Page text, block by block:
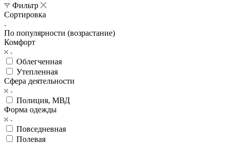
Фильтр
Сортировка
По популярности (возрастание)
Комфорт
Облегченная
Утепленная
Сфера деятельности
Полиция, МВД
Форма одежды
Повседневная
Полевая